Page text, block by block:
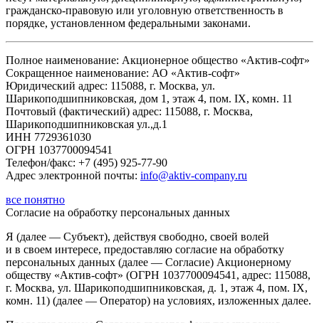
гражданско-правовую или уголовную ответственность в
порядке, установленном федеральными законами.
Полное наименование: Акционерное общество «Актив-софт»
Сокращенное наименование: АО «Актив-софт»
Юридический адрес: 115088, г. Москва, ул.
Шарикоподшипниковская, дом 1, этаж 4, пом. IX, комн. 11
Почтовый (фактический) адрес: 115088, г. Москва,
Шарикоподшипниковская ул.,д.1
ИНН 7729361030
ОГРН 1037700094541
Телефон/факс: +7 (495) 925-77-90
Адрес электронной почты: info@aktiv-company.ru
все понятно
Согласие на обработку персональных данных
Я (далее — Субъект), действуя свободно, своей волей
и в своем интересе, предоставляю согласие на обработку
персональных данных (далее — Согласие) Акционерному
обществу «Актив-софт» (ОГРН 1037700094541, адрес: 115088,
г. Москва, ул. Шарикоподшипниковская, д. 1, этаж 4, пом. IX,
комн. 11) (далее — Оператор) на условиях, изложенных далее.